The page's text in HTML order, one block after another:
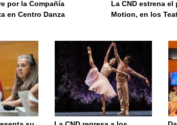
por la Compañía
en Centro Danza
La CND estrena el
Motion, en los